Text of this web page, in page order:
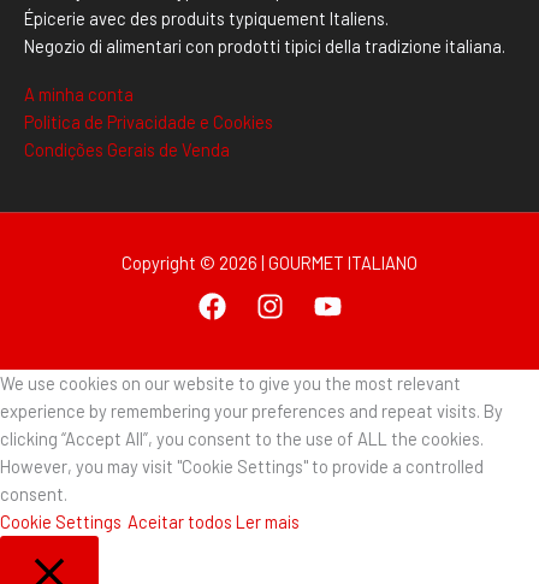
Épicerie avec des produits typiquement Italiens.
Negozio di alimentari con prodotti tipici della tradizione italiana.
A minha conta
Politica de Privacidade e Cookies
Condições Gerais de Venda
Copyright © 2026 | GOURMET ITALIANO
We use cookies on our website to give you the most relevant
experience by remembering your preferences and repeat visits. By
clicking “Accept All”, you consent to the use of ALL the cookies.
However, you may visit "Cookie Settings" to provide a controlled
consent.
Cookie Settings Aceitar todos Ler mais